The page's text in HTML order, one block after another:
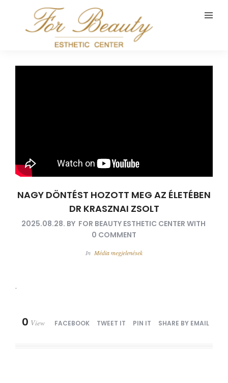
NAGY DÖNTÉST HOZOTT MEG AZ ÉLETÉBEN
DR KRASZNAI ZSOLT
2025.08.28. BY FOR BEAUTY ESTHETIC CENTER WITH
0 COMMENT
In Média megjelenések
.
0 View FACEBOOK TWEET IT PIN IT SHARE BY EMAIL